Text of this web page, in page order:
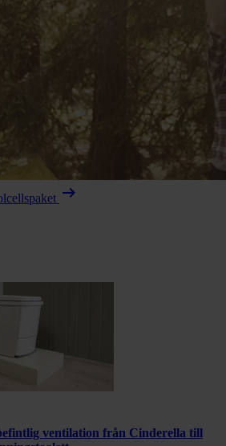
arrow_right_alt
ventilation från Cinderella till